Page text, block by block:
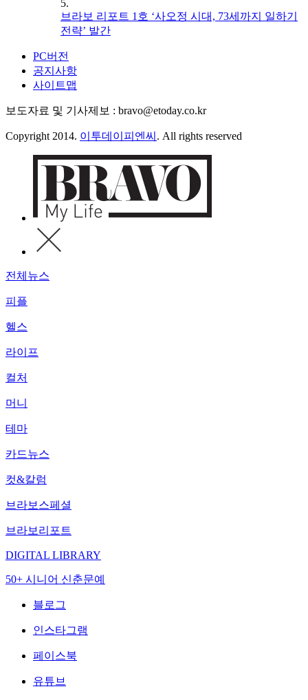
5.
브라보 리포트 1호 ‘사오정 시대, 73세까지 일하기
전략’ 발간
PC버전
공지사항
사이트맵
보도자료 및 기사제보 : bravo@etoday.co.kr
Copyright 2014. 이투데이피엔씨 . All rights reserved
전체뉴스
피플
헬스
라이프
컬처
머니
테마
카드뉴스
컷&칼럼
브라보스페셜
브라보리포트
DIGITAL LIBRARY
50+ 시니어 신춘문예
블로그
인스타그램
페이스북
유튜브